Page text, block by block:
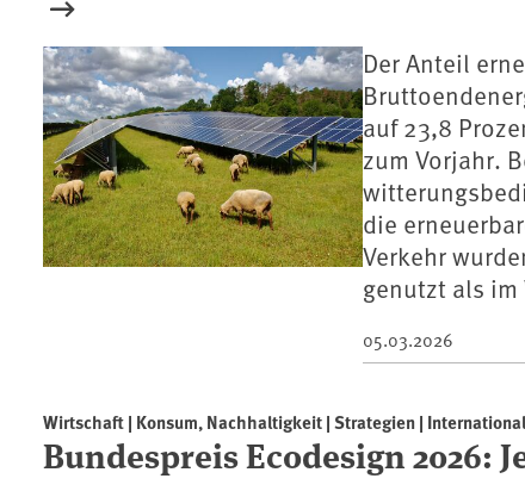
Der Anteil
auf 23,8
zum Vorjahr.
die
Verkehr
genutzt als im
05.03.2026
Wirtschaft | Konsum, Nachhaltigkeit | Strategien |
Bundespreis Ecodesign 2026: